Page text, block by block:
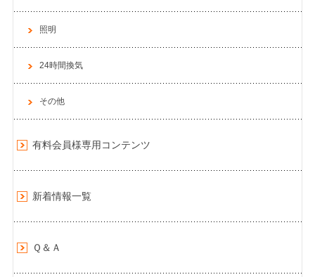
照明
24時間換気
その他
有料会員様専用コンテンツ
新着情報一覧
Ｑ＆Ａ